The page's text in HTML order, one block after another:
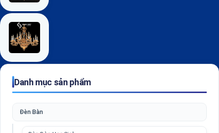
Danh mục sản phẩm
Đèn Bàn